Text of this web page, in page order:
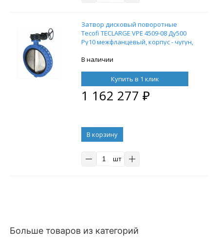
Затвор дисковый поворотные
Tecofi TECLARGE VPE 4509-08 Ду500
Ру10 межфланцевый, корпус - чугун,
уплотнение - EPDM, с редуктором
В наличии
Купить в 1 клик
1 162 277 ₽
В корзину
шт
Больше товаров из категорий